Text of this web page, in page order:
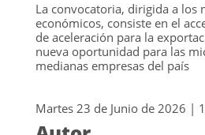
La convocatoria, dirigida a los
económicos, consiste en el
de aceleración para la
nueva oportunidad para las
medianas empresas del país
Martes 23 de Junio de 2026 |